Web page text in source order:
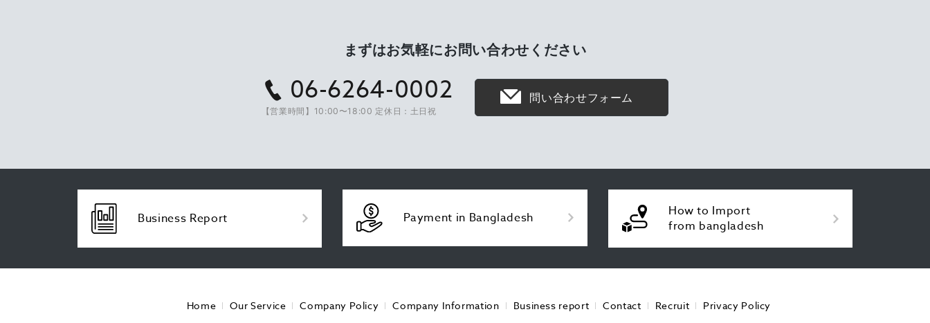
まずはお気軽にお問い合わせください
06-6264-0002
【営業時間】10:00〜18:00 定休日：土日祝
問い合わせフォーム
Business Report Payment in Bangladesh
How to Import
from bangladesh
Home Our Service Company Policy Company Information Business report Contact Recruit Privacy Policy